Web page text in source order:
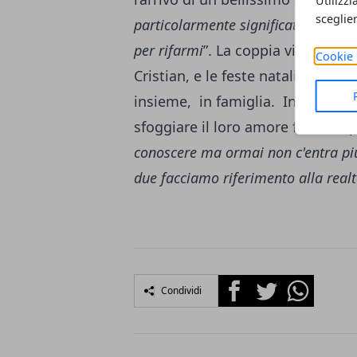
Cookie
particolarmente significativo, dice
per rifarmi”. La coppia vive
Cristian, e le feste natalizie
insieme, in famiglia. Infine, a
sfoggiare il loro amore finto,
conoscere ma ormai non c'entra
due facciamo riferimento alla
Condividi FacebookTwitterWhatsapp